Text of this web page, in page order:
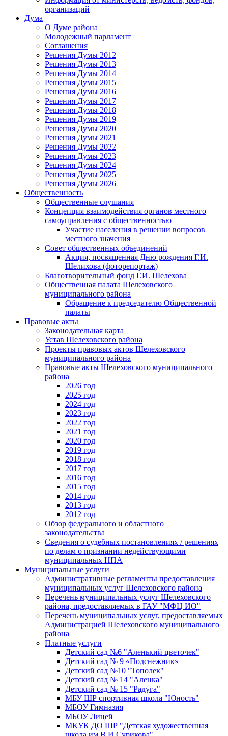
организаций
Дума
О Думе района
Молодежный парламент
Соглашения
Решения Думы 2012
Решения Думы 2013
Решения Думы 2014
Решения Думы 2015
Решения Думы 2016
Решения Думы 2017
Решения Думы 2018
Решения Думы 2019
Решения Думы 2020
Решения Думы 2021
Решения Думы 2022
Решения Думы 2023
Решения Думы 2024
Решения Думы 2025
Решения Думы 2026
Общественность
Общественные слушания
Концепция взаимодействия органов местного
самоуправления с общественностью
Участие населения в решении вопросов
местного значения
Совет общественных объединений
Акция, посвященная Дню рождения Г.И.
Шелихова (фоторепортаж)
Благотворительный фонд Г.И. Шелехова
Общественная палата Шелеховского
муниципального района
Обращение к председателю Общественной
палаты
Правовые акты
Законодательная карта
Устав Шелеховского района
Проекты правовых актов Шелеховского
муниципального района
Правовые акты Шелеховского муниципального
района
2026 год
2025 год
2024 год
2023 год
2022 год
2021 год
2020 год
2019 год
2018 год
2017 год
2016 год
2015 год
2014 год
2013 год
2012 год
Обзор федерального и областного
законодательства
Сведения о судебных постановлениях / решениях
по делам о признании недействующими
муниципальных НПА
Муниципальные услуги
Административные регламенты предоставления
муниципальных услуг Шелеховского района
Перечень муниципальных услуг Шелеховского
района, предоставляемых в ГАУ "МФЦ ИО"
Перечень муниципальных услуг, предоставляемых
Администрацией Шелеховского муниципального
района
Платные услуги
Детский сад №6 "Аленький цветочек"
Детский сад № 9 «Подснежник»
Детский сад №10 "Тополек"
Детский сад № 14 "Аленка"
Детский сад № 15 "Радуга"
МБУ ШР спортивная школа "Юность"
МБОУ Гимназия
МБОУ Лицей
МКУК ДО ШР "Детская художественная